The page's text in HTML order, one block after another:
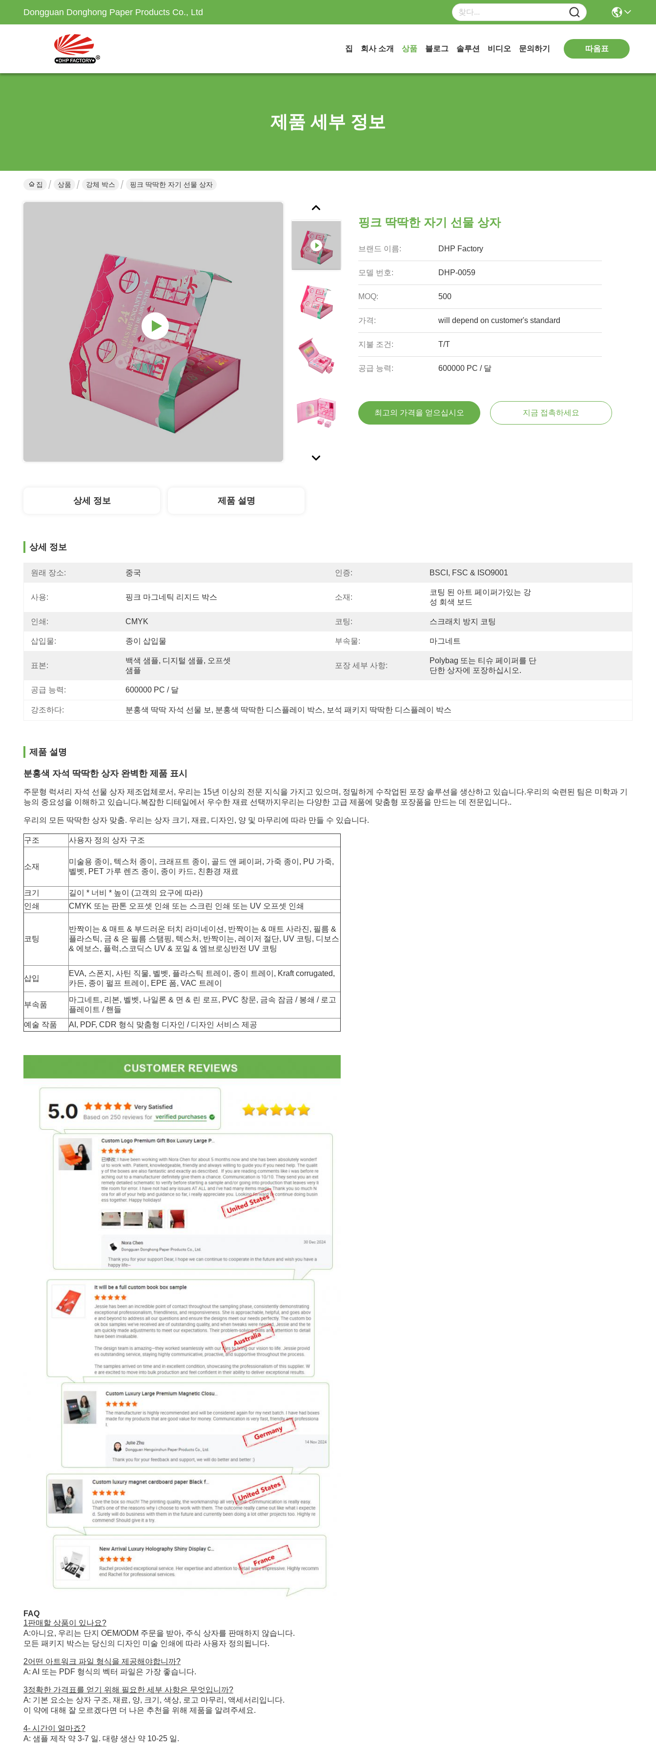
Dongguan Donghong Paper Products Co., Ltd
집 회사 소개 상품 블로그 솔루션 비디오 문의하기 따옴표
제품 세부 정보
집 상품 강체 박스 핑크 딱딱한 자기 선물 상자
핑크 딱딱한 자기 선물 상자
브랜드 이름: DHP Factory
모델 번호: DHP-0059
MOQ: 500
가격: will depend on customer's standard
지불 조건: T/T
공급 능력: 600000 PC / 달
최고의 가격을 얻으십시오 지금 접촉하세요
상세 정보 제품 설명
상세 정보
원래 장소: 중국 인증: BSCI, FSC & ISO9001
사용: 핑크 마그네틱 리지드 박스 소재:
코팅 된 아트 페이퍼가있는 강
성 회색 보드
인쇄: CMYK 코팅: 스크래치 방지 코팅
삽입물: 종이 삽입물 부속물: 마그네트
표본:
백색 샘플, 디지털 샘플, 오프셋
샘플
포장 세부 사항:
Polybag 또는 티슈 페이퍼를 단
단한 상자에 포장하십시오.
공급 능력: 600000 PC / 달
강조하다: 분홍색 딱딱 자석 선물 보 , 분홍색 딱딱한 디스플레이 박스, 보석 패키지 딱딱한 디스플레이 박스
제품 설명
분홍색 자석 딱딱한 상자 완벽한 제품 표시
주문형 럭셔리 자석 선물 상자 제조업체로서, 우리는 15년 이상의 전문 지식을 가지고 있으며, 정밀하게 수작업된 포장 솔루션을 생산하고 있습니다.우리의 숙련된 팀은 미학과 기
능의 중요성을 이해하고 있습니다.복잡한 디테일에서 우수한 재료 선택까지우리는 다양한 고급 제품에 맞춤형 포장품을 만드는 데 전문입니다..
우리의 모든 딱딱한 상자 맞춤. 우리는 상자 크기, 재료, 디자인, 양 및 마무리에 따라 만들 수 있습니다.
구조 사용자 정의 상자 구조
소재
미술용 종이, 텍스처 종이, 크래프트 종이, 골드 앤 페이퍼, 가죽 종이, PU 가죽,
벨벳, PET 가루 렌즈 종이, 종이 카드, 친환경 재료
크기
길이 * 너비 * 높이 (고객의 요구에 따라)
인쇄
CMYK 또는 판톤 오프셋 인쇄 또는 스크린 인쇄 또는 UV 오프셋 인쇄
코팅
반짝이는 & 매트 & 부드러운 터치 라미네이션, 반짝이는 & 매트 사라진, 필름 &
플라스틱, 금 & 은 필름 스탬핑, 텍스처, 반짝이는, 레이저 절단, UV 코팅, 디보스
& 에보스, 플럭,스코딕스 UV & 포일 & 엠브로싱반전 UV 코팅
삽입
EVA, 스폰지, 사틴 직물, 벨벳, 플라스틱 트레이, 종이 트레이, Kraft corrugated,
카든, 종이 펄프 트레이, EPE 폼, VAC 트레이
부속품
마그네트, 리본, 벨벳, 나일론 & 면 & 린 로프, PVC 창문, 금속 잠금 / 봉쇄 / 로고
플레이트 / 핸들
예술 작품
AI, PDF, CDR 형식 맞춤형 디자인 / 디자인 서비스 제공
FAQ
1판매할 상품이 있나요?
A:아니요, 우리는 단지 OEM/ODM 주문을 받아, 주식 상자를 판매하지 않습니다.
모든 패키지 박스는 당신의 디자인 미술 인쇄에 따라 사용자 정의됩니다.
2어떤 아트워크 파일 형식을 제공해야합니까?
A: AI 또는 PDF 형식의 벡터 파일은 가장 좋습니다.
3정확한 가격표를 얻기 위해 필요한 세부 사항은 무엇입니까?
A: 기본 요소는 상자 구조, 재료, 양, 크기, 색상, 로고 마무리, 액세서리입니다.
이 약에 대해 잘 모르겠다면 더 나은 추천을 위해 제품을 알려주세요.
4- 시간이 얼마죠?
A: 샘플 제작 약 3-7 일. 대량 생산 약 10-25 일.